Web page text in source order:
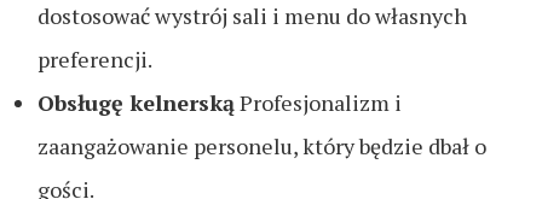
dostosować wystrój sali i menu do własnych
preferencji.
Obsługę kelnerskąProfesjonalizm i
zaangażowanie personelu, który będzie dbał o
gości.